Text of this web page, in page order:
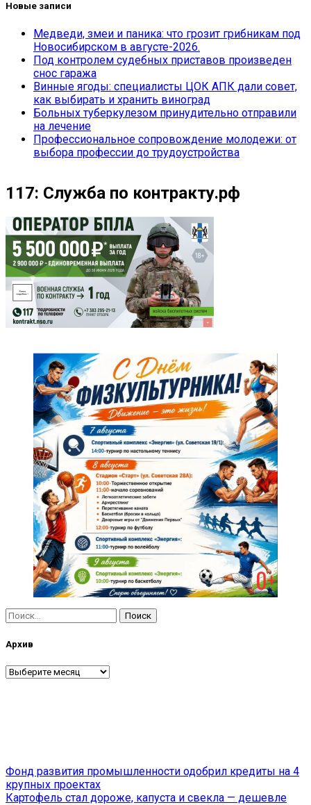
Новые записи
Медведи, змеи и паника: что грозит грибникам под
Новосибирском в августе-2026.
Под контролем судебных приставов произведен
снос гаража
Винные ягоды: специалисты ЦОК АПК дали совет,
как выбирать и хранить виноград
Больных туберкулезом принудительно отправили
на лечение
Профессиональное сопровождение молодежи: от
выбора профессии до трудоустройства
117: Служба по контракту.рф
Найти:
Архив
Архив
Навигация
по
Фонд развития промышленности одобрил кредиты на 4
крупных проектах
Картофель стал дороже, капуста и свекла — дешевле